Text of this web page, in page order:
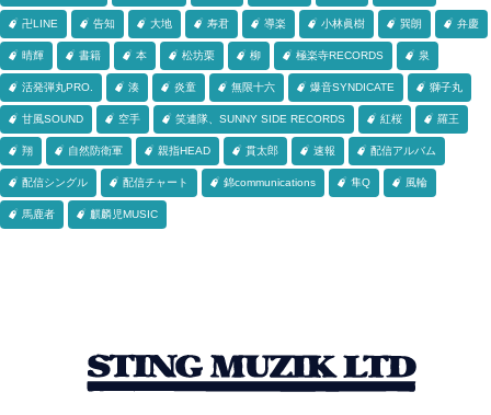
卍LINE 告知 大地 寿君 導楽 小林眞樹 巽朗 弁慶
晴輝 書籍 本 松坊栗 柳 極楽寺RECORDS 泉
活発弾丸PRO. 湊 炎童 無限十六 爆音SYNDICATE 獅子丸
甘風SOUND 空手 笑連隊、SUNNY SIDE RECORDS 紅桜 羅王
翔 自然防衛軍 親指HEAD 貫太郎 速報 配信アルバム
配信シングル 配信チャート 錦communications 隼Q 風輪
馬鹿者 麒麟児MUSIC